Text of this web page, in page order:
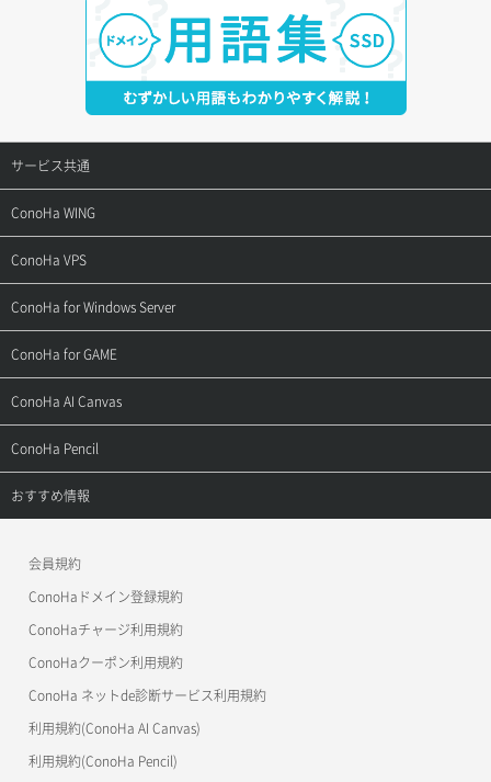
サービス共通
サポートトップ
ご契約・お支払い
用語集
お問い合わせ
ConoHa WING
サポートトップ
ご利用ガイド
お乗り換えガイド
よくある質問
ConoHa VPS
サポートトップ
ご利用ガイド
APIドキュメントVPS2.0
APIドキュメントVPS3.0
ConoHa for Windows Server
サポートトップ
ご利用ガイド
APIドキュメントVPS2.0
APIドキュメントVPS3.0
ConoHa for GAME
サポートトップ
ご利用ガイド
ConoHa AI Canvas
サポートトップ
ご利用ガイド
ConoHa Pencil
サポートトップ
おすすめ情報
美雲このは徹底ガイド
会員規約
ConoHaドメイン登録規約
ConoHaチャージ利用規約
ConoHaクーポン利用規約
ConoHa ネットde診断サービス利用規約
利用規約(ConoHa AI Canvas)
利用規約(ConoHa Pencil)